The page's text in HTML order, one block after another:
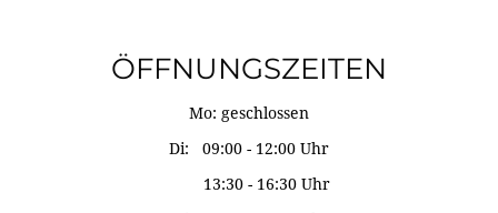
ÖFFNUNGSZEITEN
Mo: geschlossen
Di: 09:00 - 12:00 Uhr
13:30 - 16:30 Uhr